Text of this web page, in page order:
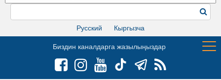
Русский Кыргызча
Биздин каналдарга жазылыңыздар